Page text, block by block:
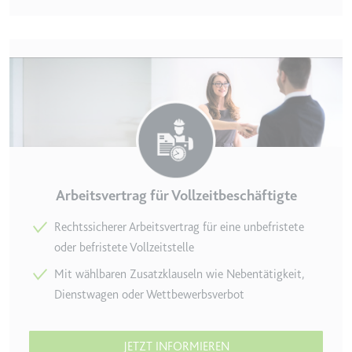
eingebetteten Inhalten zu
IndexedDB
ServiceWorkerLogsDatabase#SWHealthLog
Anbieter:
youtube.com
Zweck:
Notwendig für die
Implementierung und
Videoinhalten auf der Website.
Ablauf:
Beständig
Arbeitsvertrag für Vollzeitbeschäftigte
Rechtssicherer Arbeitsvertrag für eine unbefristete
oder befristete Vollzeitstelle
Mit wählbaren Zusatzklauseln wie Nebentätigkeit,
Dienstwagen oder Wettbewerbsverbot
JETZT INFORMIEREN